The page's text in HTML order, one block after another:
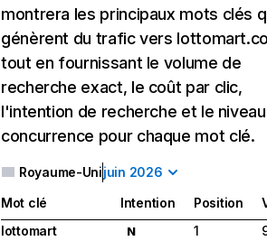
montrera les principaux mots clés
génèrent du trafic vers
tout en fournissant le volume de
recherche exact, le coût par clic,
l'intention de recherche et le
concurrence pour chaque mot clé.
Royaume-Unijuin 2026
Mot clé Intention Position
lottomart
N 1